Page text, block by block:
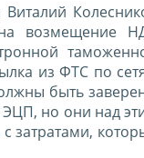
возмещение
из ФТС по
быть
но они над
затратами,